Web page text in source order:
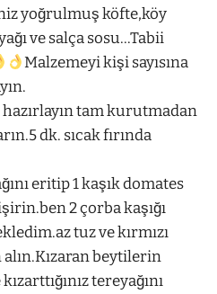
yoğrulmuş köfte,köy
ve salça sosu…Tabii
Malzemeyi kişi sayısına
tam kurutmadan
dk. sıcak fırında
eritip 1 kaşık domates
2 çorba kaşığı
tuz ve kırmızı
beytilerin
tereyağını